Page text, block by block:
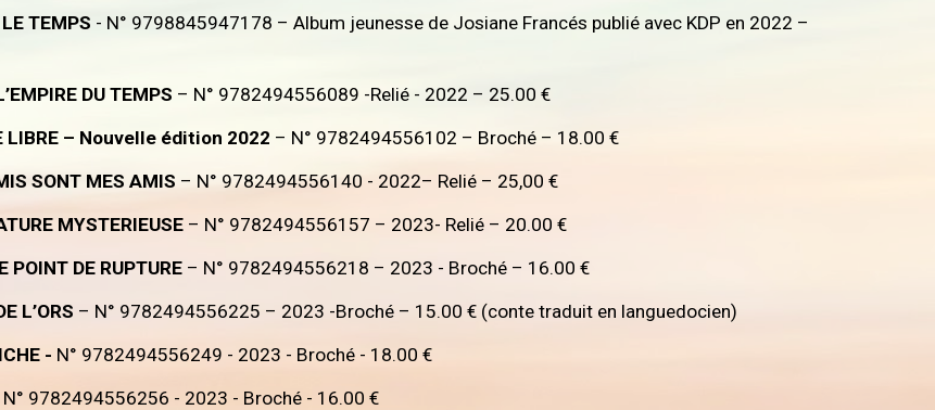
TEMPS - N° 9798845947178 – Album jeunesse de Josiane Francés publié avec KDP en 2022 –
DU TEMPS – N° 9782494556089 -Relié - 2022 – 25.00 €
LIBRE – Nouvelle édition 2022 – N° 9782494556102 – Broché – 18.00 €
SONT MES AMIS – N° 9782494556140 - 2022– Relié – 25,00 €
MYSTERIEUSE – N° 9782494556157 – 2023- Relié – 20.00 €
POINT DE RUPTURE – N° 9782494556218 – 2023 - Broché – 16.00 €
L’ORS – N° 9782494556225 – 2023 -Broché – 15.00 € (conte traduit en languedocien)
- N° 9782494556249 - 2023 - Broché - 18.00 €
N° 9782494556256 - 2023 - Broché - 16.00 €